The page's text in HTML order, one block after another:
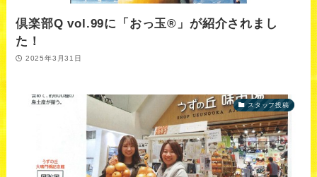
倶楽部Q vol.99に「おっ玉®」が紹介されまし
た！
2025年3月31日
スタッフ投稿